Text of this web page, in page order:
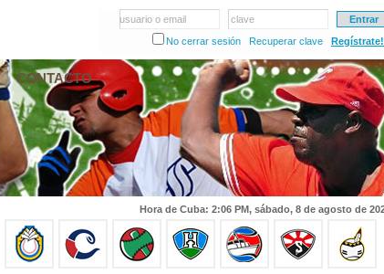
usuario o email
clave
No cerrar sesión
Recuperar clave
CONTACTO
Hora de Cuba: 2:06 PM, sábado, 8 de agosto de